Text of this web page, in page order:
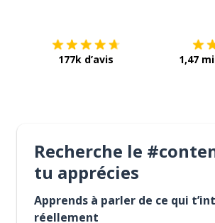
177k d’avis 1,47
Recherche le
tu apprécies
Apprends à parler de ce qui
réellement